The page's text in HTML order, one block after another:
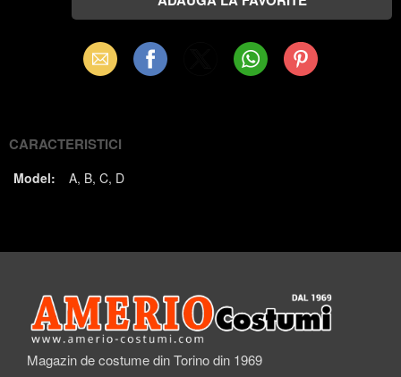
Email Facebook WhatsAppPinterest
CARACTERISTICI
Model: A B C D
Magazin de costume din Torino din 1969